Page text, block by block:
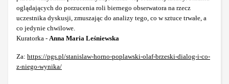
oglądających do porzucenia roli biernego obserwatora na rzecz
uczestnika dyskusji, zmuszając do analizy tego, co w sztuce trwałe, a
co jedynie chwilowe.
Kuratorka - Anna Maria Leśniewska
Za: https://pgs.pl/stanislaw-horno-poplawski-olaf-brzeski-dialog-i-co-
z-niego-wynika/